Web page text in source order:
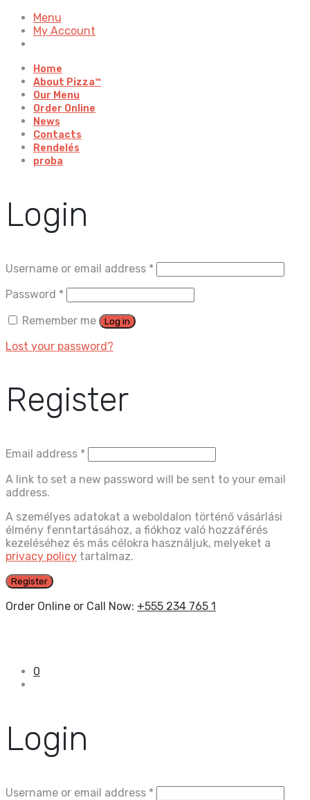
Menu
My Account
Home
About Pizza™
Our Menu
Order Online
News
Contacts
Rendelés
proba
Login
Username or email address *
Password *
Remember me
Log in
Lost your password?
Register
Email address *
A link to set a new password will be sent to your email
address.
A személyes adatokat a weboldalon történő vásárlási
élmény fenntartásához, a fiókhoz való hozzáférés
kezeléséhez és más célokra használjuk, melyeket a
privacy policy tartalmaz.
Register
Order Online or Call Now: +555 234 765 1
0
Login
Username or email address *